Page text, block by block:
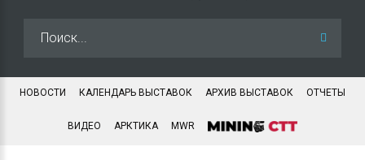
НОВОСТИ КАЛЕНДАРЬ ВЫСТАВОК АРХИВ ВЫСТАВОК ОТЧЕТЫ
ВИДЕО АРКТИКА MWR